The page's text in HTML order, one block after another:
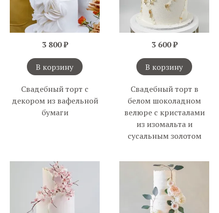
3 800 ₽
В корзину
Свадебный торт с
декором из вафельной
бумаги
3 600 ₽
В корзину
Свадебный торт в
белом шоколадном
велюре с кристалами
из изомальта и
сусальным золотом